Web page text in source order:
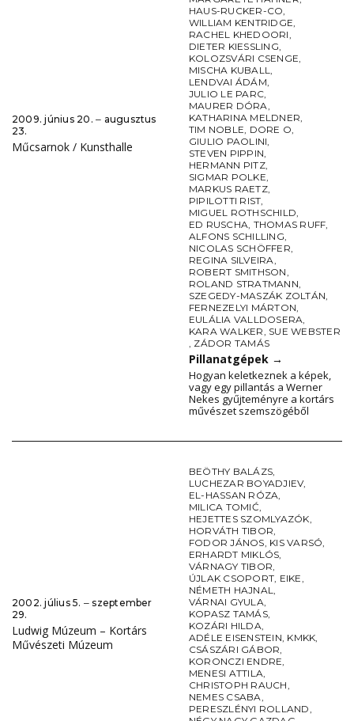
2009. június 20. ‒ augusztus
23.
Műcsarnok / Kunsthalle
HAUS-RUCKER-CO,
WILLIAM KENTRIDGE,
RACHEL KHEDOORI,
DIETER KIESSLING,
KOLOZSVÁRI CSENGE,
MISCHA KUBALL,
LENDVAI ÁDÁM,
JULIO LE PARC,
MAURER DÓRA,
KATHARINA MELDNER,
TIM NOBLE, DORE O,
GIULIO PAOLINI,
STEVEN PIPPIN,
HERMANN PITZ,
SIGMAR POLKE,
MARKUS RAETZ,
PIPILOTTI RIST,
MIGUEL ROTHSCHILD,
ED RUSCHA, THOMAS RUFF,
ALFONS SCHILLING,
NICOLAS SCHÖFFER,
REGINA SILVEIRA,
ROBERT SMITHSON,
ROLAND STRATMANN,
SZEGEDY-MASZÁK ZOLTÁN,
FERNEZELYI MÁRTON,
EULÁLIA VALLDOSERA,
KARA WALKER, SUE WEBSTER
, ZÁDOR TAMÁS
Pillanatgépek →
Hogyan keletkeznek a képek,
vagy egy pillantás a Werner
Nekes gyűjteményre a kortárs
művészet szemszögéből
2002. július 5. ‒ szeptember
29.
Ludwig Múzeum – Kortárs
Művészeti Múzeum
BEÖTHY BALÁZS,
LUCHEZAR BOYADJIEV,
EL-HASSAN RÓZA,
MILICA TOMIĆ,
HEJETTES SZOMLYAZÓK,
HORVÁTH TIBOR,
FODOR JÁNOS, KIS VARSÓ,
ERHARDT MIKLÓS,
VÁRNAGY TIBOR,
ÚJLAK CSOPORT, EIKE,
NÉMETH HAJNAL,
VÁRNAI GYULA,
KOPASZ TAMÁS,
KOZÁRI HILDA,
ADÉLE EISENSTEIN, KMKK,
CSÁSZÁRI GÁBOR,
KORONCZI ENDRE,
MENESI ATTILA,
CHRISTOPH RAUCH,
NEMES CSABA,
PERESZLÉNYI ROLLAND,